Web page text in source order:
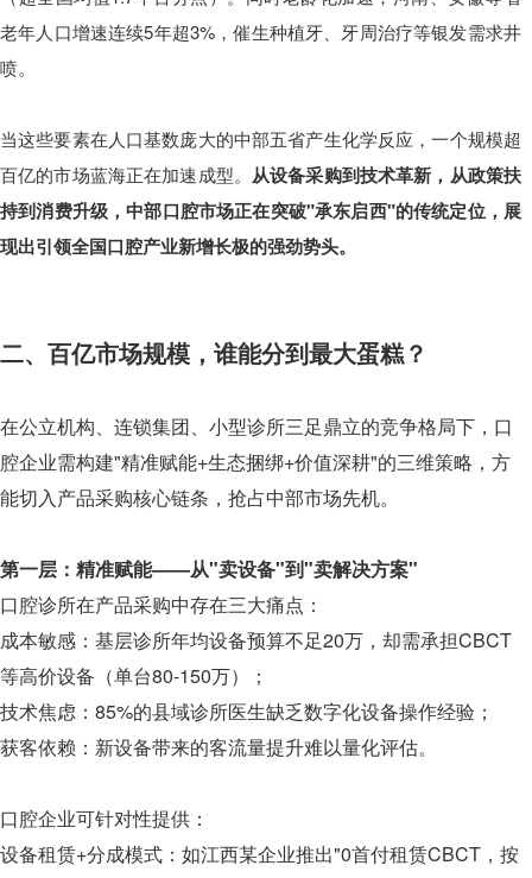
老年人口增速连续5年超3%，催生种植牙、牙周治疗等银发需求井
喷。
当这些要素在人口基数庞大的中部五省产生化学反应，一个规模超
百亿的市场蓝海正在加速成型。 从设备采购到技术革新，从政策扶
持到消费升级，中部口腔市场正在突破"承东启西"的传统定位，展
现出引领全国口腔产业新增长极的强劲势头。
二、百亿市场规模，谁能分到最大蛋糕？
在公立机构、连锁集团、小型诊所三足鼎立的竞争格局下，口
腔企业需构建"精准赋能+生态捆绑+价值深耕"的三维策略，方
能切入产品采购核心链条，抢占中部市场先机。
第一层：精准赋能——从"卖设备"到"卖解决方案"
口腔诊所在产品采购中存在三大痛点：
成本敏感：基层诊所年均设备预算不足20万，却需承担CBCT
等高价设备（单台80-150万）；
技术焦虑：85%的县域诊所医生缺乏数字化设备操作经验；
获客依赖：新设备带来的客流量提升难以量化评估。
口腔企业可针对性提供：
设备租赁+分成模式：如江西某企业推出"0首付租赁CBCT，按